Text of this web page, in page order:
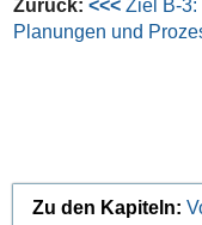
Zurück: <<<Ziel B-3:
Planungen und
Zu den Kapiteln: